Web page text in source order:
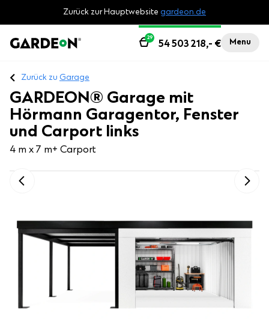
Zurück zur Hauptwebsite gardeon.de
Menu
54 503 218,- €
29
Zurück zu Garage
GARDEON® Garage mit
Hörmann Garagentor, Fenster
und Carport links
4 m x 7 m+ Carport